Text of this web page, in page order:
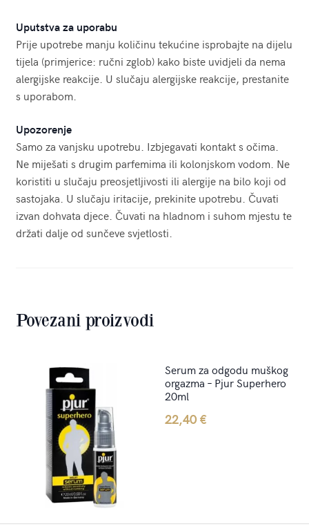
Uputstva za uporabu
Prije upotrebe manju količinu tekućine isprobajte na dijelu
tijela (primjerice: ručni zglob) kako biste uvidjeli da nema
alergijske reakcije. U slučaju alergijske reakcije, prestanite
s uporabom.
Upozorenje
Samo za vanjsku upotrebu. Izbjegavati kontakt s očima.
Ne miješati s drugim parfemima ili kolonjskom vodom. Ne
koristiti u slučaju preosjetljivosti ili alergije na bilo koji od
sastojaka. U slučaju iritacije, prekinite upotrebu. Čuvati
izvan dohvata djece. Čuvati na hladnom i suhom mjestu te
držati dalje od sunčeve svjetlosti.
Povezani proizvodi
Serum za odgodu muškog
orgazma – Pjur Superhero
20ml
22,40€